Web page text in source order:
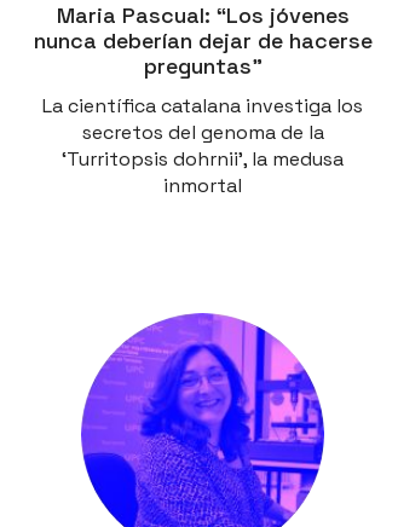
Maria Pascual: “Los jóvenes
nunca deberían dejar de hacerse
preguntas”
La científica catalana investiga los
secretos del genoma de la
‘Turritopsis dohrnii’, la medusa
inmortal